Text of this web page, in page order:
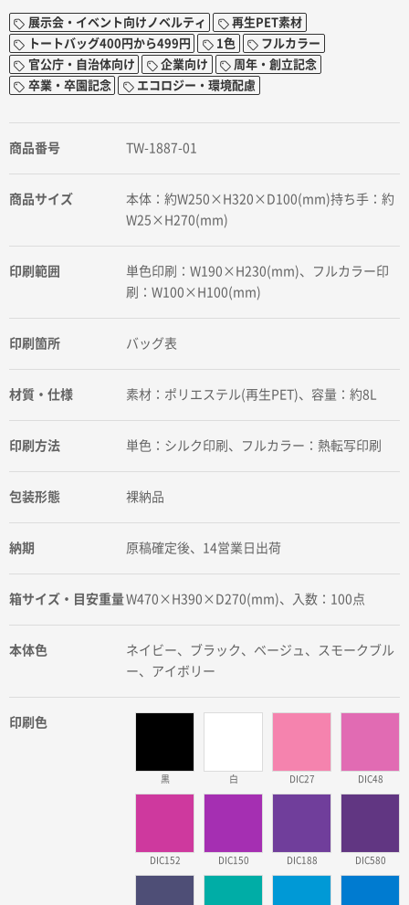
展示会・イベント向けノベルティ
再生PET素材
トートバッグ400円から499円
1色
フルカラー
官公庁・自治体向け
企業向け
周年・創立記念
卒業・卒園記念
エコロジー・環境配慮
商品番号 TW-1887-01
商品サイズ
本体：約W250×H320×D100(mm)持ち手：約
W25×H270(mm)
印刷範囲
単色印刷：W190×H230(mm)、フルカラー印
刷：W100×H100(mm)
印刷箇所 バッグ表
材質・仕様 素材：ポリエステル(再生PET)、容量：約8L
印刷方法 単色：シルク印刷、フルカラー：熱転写印刷
包装形態 裸納品
納期 原稿確定後、14営業日出荷
箱サイズ・目安重量W470×H390×D270(mm)、入数：100点
本体色
ネイビー、ブラック、ベージュ、スモークブル
ー、アイボリー
印刷色
黒 白 DIC27 DIC48
DIC152 DIC150 DIC188 DIC580